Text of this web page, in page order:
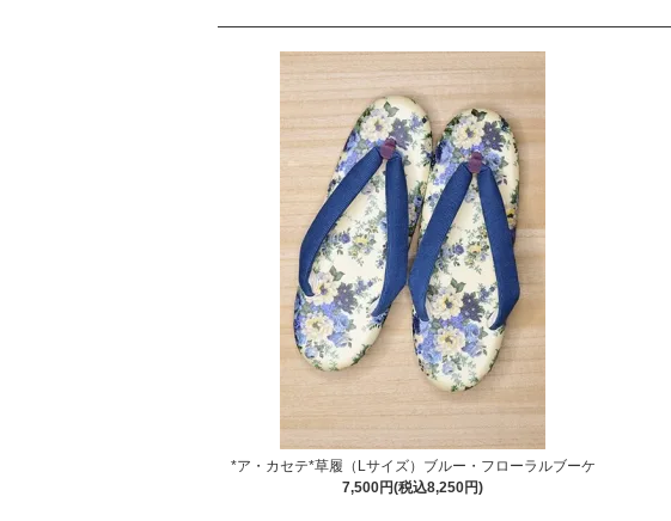
*ア・カセテ*草履（Lサイズ）ブルー・フローラルブーケ
7,500円(税込8,250円)